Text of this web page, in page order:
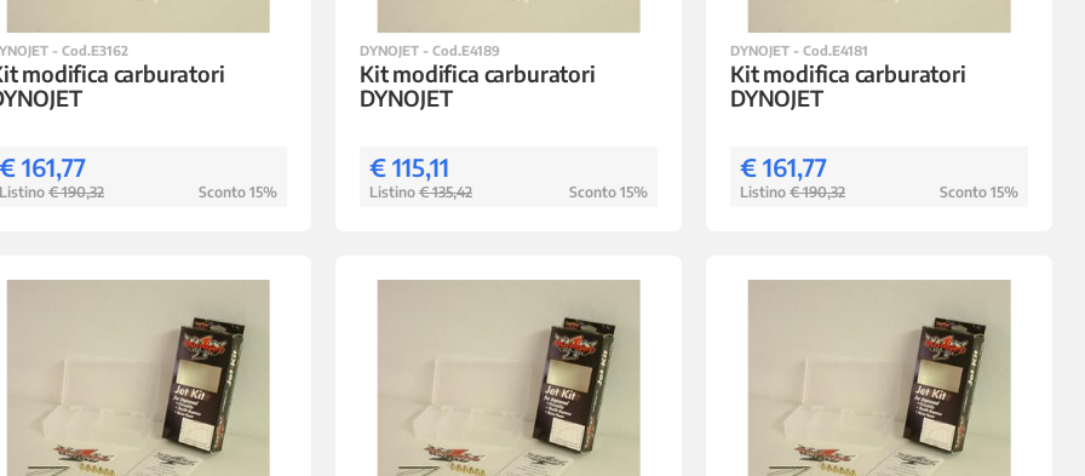
- Cod.E3162
modifica carburatori
161,77
€ 190,32 Sconto 15%
DYNOJET - Cod.E4189
Kit modifica carburatori
DYNOJET
€ 115,11
Listino € 135,42 Sconto 15%
DYNOJET - Cod.E4181
Kit modifica carburatori
DYNOJET
€ 161,77
Listino € 190,32 Sconto 15%